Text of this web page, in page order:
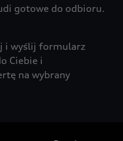
gotowe do odbioru.
i wyślij formularz
Ciebie i
na wybrany